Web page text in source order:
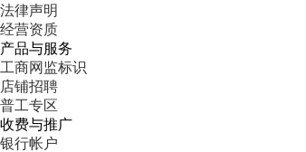
法律声明
经营资质
产品与服务
工商网监标识
店铺招聘
普工专区
收费与推广
银行帐户